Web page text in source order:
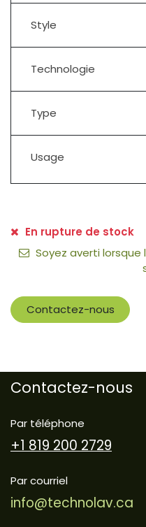
Style
Technologie
Type
Usage
En rupture de stock
Soyez averti
Contactez-nous
Contactez-nous
Par téléphone
+1 819 200 2729
Par courriel
info@technolav.ca